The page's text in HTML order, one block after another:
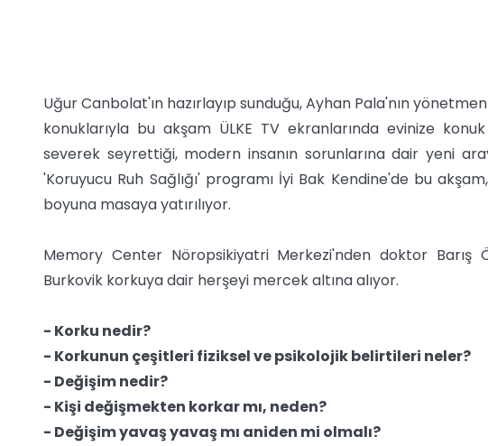
Uğur Canbolat'ın hazırlayıp sunduğu, Ayhan Pala'nın
konuklarıyla bu akşam ÜLKE TV ekranlarında evinize
severek seyrettiği, modern insanın sorunlarına dair yeni
'Koruyucu Ruh Sağlığı' programı İyi Bak Kendine'de bu akşam,
boyuna masaya yatırılıyor.
Memory Center Nöropsikiyatri Merkezi'nden doktor Barış
Burkovik korkuya dair herşeyi mercek altına alıyor.
- Korku nedir?
- Korkunun çeşitleri fiziksel ve psikolojik belirtileri neler?
- Değişim nedir?
- Kişi değişmekten korkar mı, neden?
- Değişim yavaş yavaş mı aniden mi olmalı?